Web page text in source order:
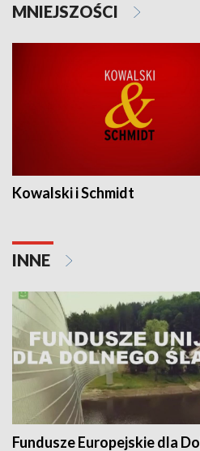
MNIEJSZOŚCI
Kowalski i Schmidt
INNE
Fundusze Europejskie dla